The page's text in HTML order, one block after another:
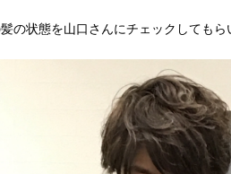
の状態を山口さんにチェックしてもら